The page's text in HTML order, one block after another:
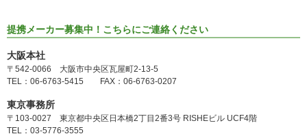
提携メーカー募集中！こちらにご連絡ください
大阪本社
〒542-0066 大阪市中央区瓦屋町2-13-5
TEL：06-6763-5415 FAX：06-6763-0207
東京事務所
〒103-0027 東京都中央区日本橋2丁目2番3号 RISHEビル UCF4階
TEL：03-5776-3555